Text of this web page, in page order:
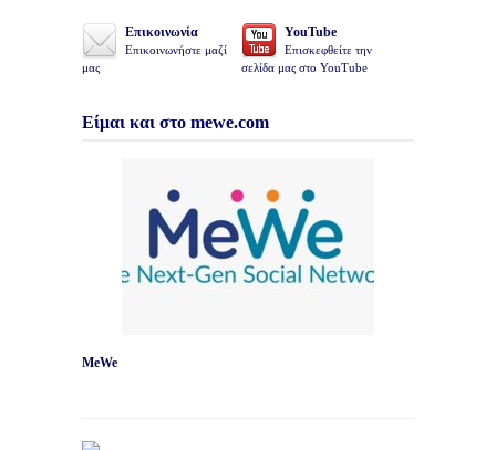
Επικοινωνία
Επικοινωνήστε μαζί
μας
YouTube
Επισκεφθείτε την
σελίδα μας στο YouTube
Είμαι και στο mewe.com
MeWe